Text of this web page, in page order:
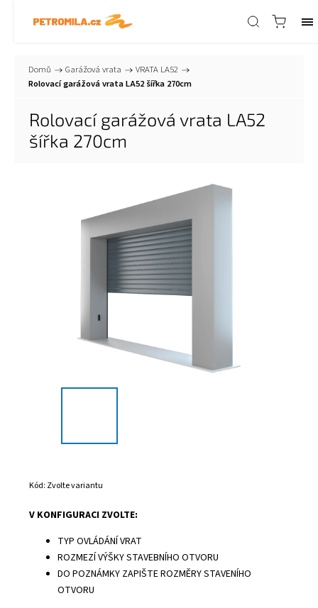
Domů / Garážová vrata / VRATA LA52 /
Rolovací garážová vrata LA52 šířka 270cm
Rolovací garážová vrata LA52
šířka 270cm
Kód: Zvolte variantu
V KONFIGURACI ZVOLTE:
TYP OVLÁDÁNÍ VRAT
ROZMEZÍ VÝŠKY STAVEBNÍHO OTVORU
DO POZNÁMKY ZAPIŠTE ROZMĚRY STAVENÍHO
OTVORU